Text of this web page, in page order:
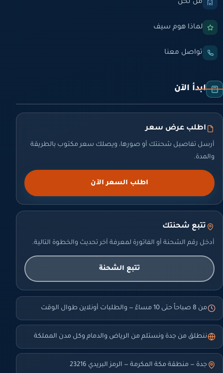
من نحن
لماذا هوم سيف
تواصل معنا
ابدأ الآن
اطلب عرض سعر
أرسل تفاصيل شحنتك أو صورها، ويصلك سعر مكتوب بالطريقة
والمدة.
اطلب السعر الآن
تتبع شحنتك
أدخل رقم الشحنة أو الفاتورة لمعرفة آخر تحديث والخطوة التالية.
تتبع الشحنة
من 8 صباحاً حتى 10 مساءً — والطلبات أونلاين طوال الوقت
ننطلق من جدة ونستلم من الرياض والدمام وكل مدن المملكة
جدة — منطقة مكة المكرمة — الرمز البريدي 23216